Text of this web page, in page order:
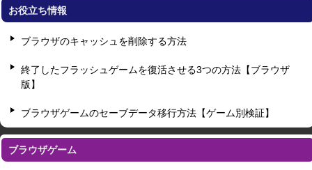
お役立ち情報
ブラウザのキャッシュを削除する方法
終了したフラッシュゲームを復活させる3つの方法【ブラウザ
版】
ブラウザゲームのセーブデータ移行方法【ゲーム別検証】
ブラウザゲーム